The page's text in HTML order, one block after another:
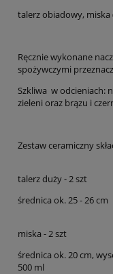
talerz obiadowy, miska
Ręcznie wykonane
spożywczymi
Szkliwa w odcieniach:
zieleni oraz brązu i
Zestaw ceramiczny
talerz duży - 2 szt
średnica ok. 25 - 26 cm
miska - 2 szt
średnica ok. 20 cm,
500 ml